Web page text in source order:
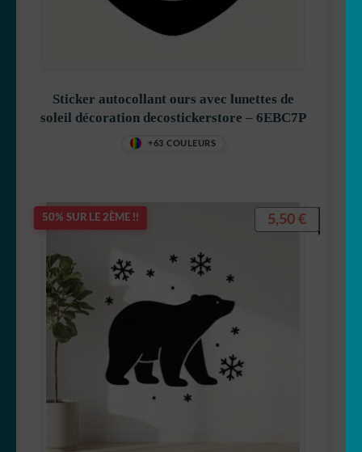
Sticker autocollant ours avec lunettes de
soleil décoration decostickerstore – 6EBC7P
+63 COULEURS
50% SUR LE 2ÈME !! 5,50 €